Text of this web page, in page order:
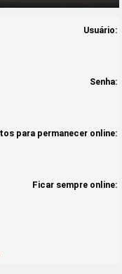
Usuário:
Senha:
para permanecer online:
Ficar sempre online: